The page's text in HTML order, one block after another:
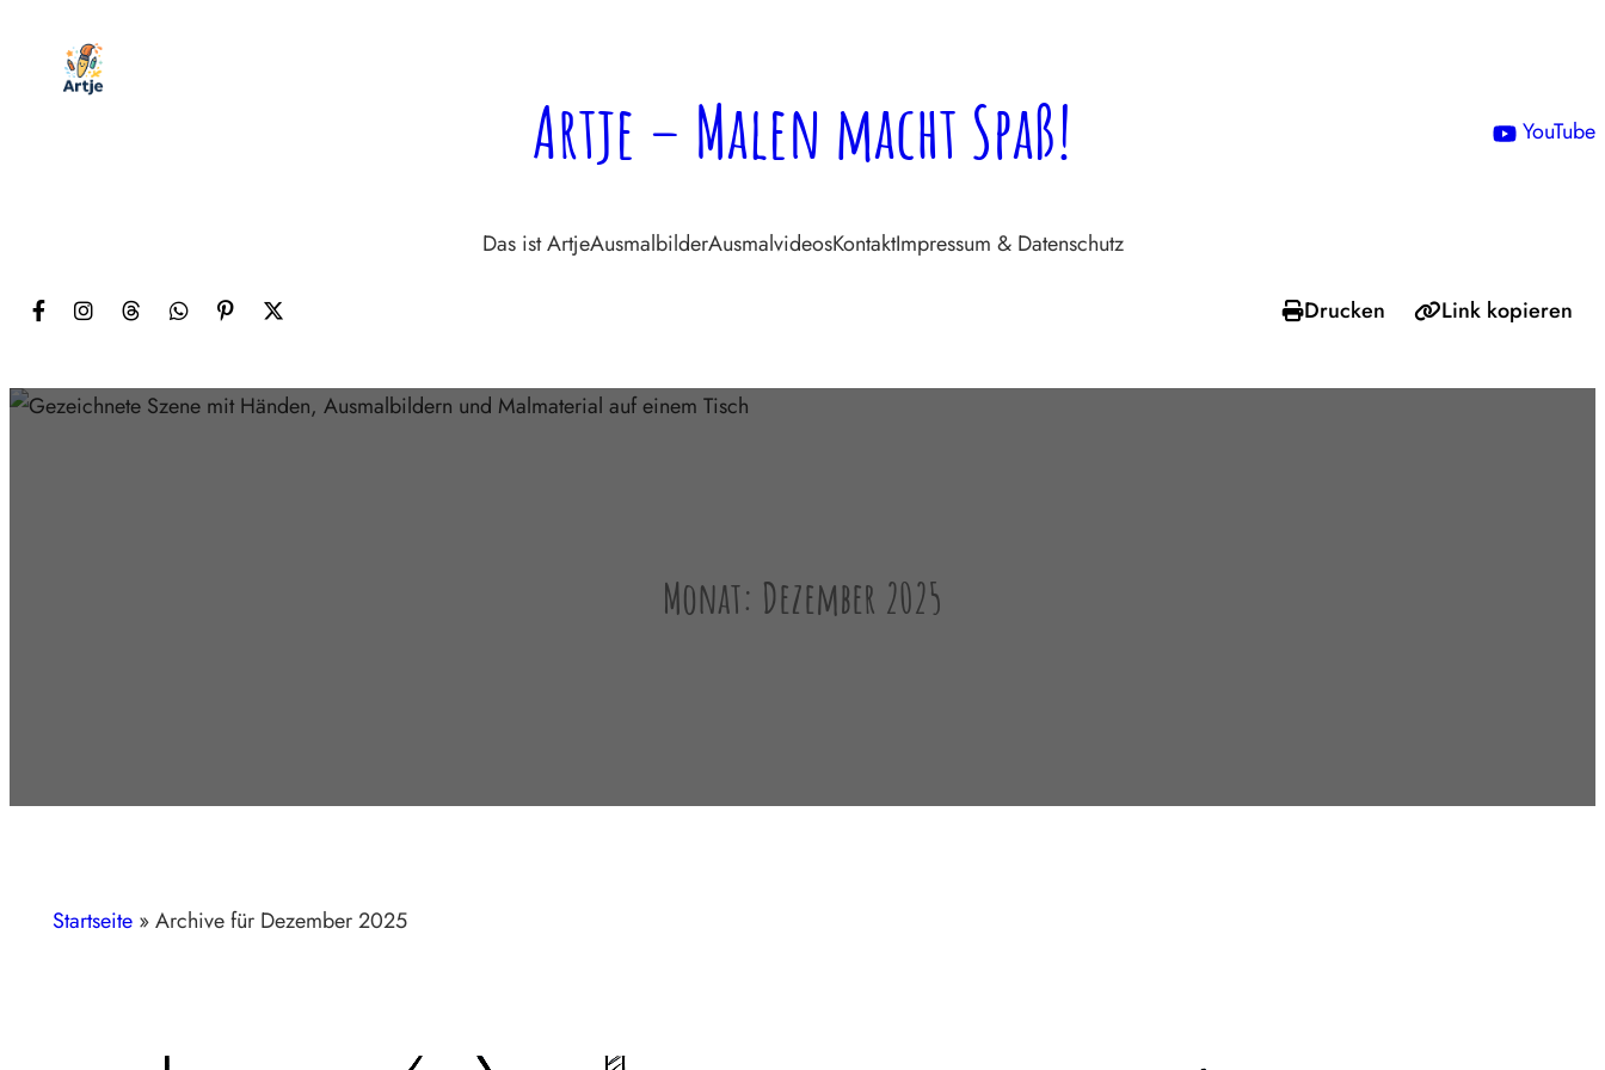
springen
Artje – Malen macht Spaß! YouTube
Das ist ArtjeAusmalbilderAusmalvideosKontaktImpressum & Datenschutz
 Drucken Link kopieren
Monat: Dezember 2025
Startseite »Archive für Dezember 2025